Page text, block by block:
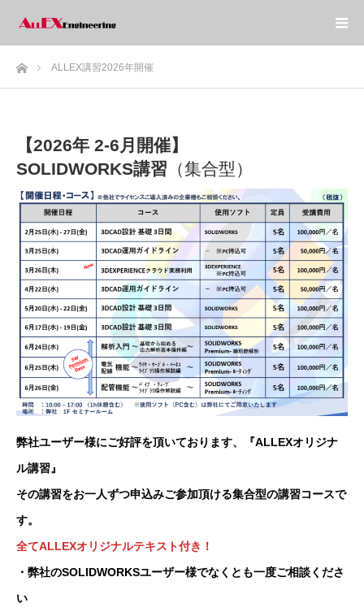
ホームALLEX講習2026年開催
【2026年 2-6月開催】
SOLIDWORKS講習 （集合型）
弊社ユーザー様にご好評を頂いております、『ALLEXオリジナ
ル講習』
その講習をお一人ずつ申込みご参加頂ける集合型の講習コースで
す。
全てALLEXオリジナルテキスト付き！
・弊社のSOLIDWORKSユーザー様でなくとも一度ご相談くださ
い